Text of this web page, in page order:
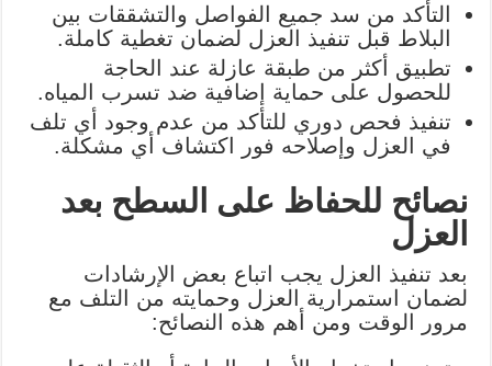
التأكد من سد جميع الفواصل والتشققات بين
البلاط قبل تنفيذ العزل لضمان تغطية كاملة.
تطبيق أكثر من طبقة عازلة عند الحاجة
للحصول على حماية إضافية ضد تسرب المياه.
تنفيذ فحص دوري للتأكد من عدم وجود أي تلف
في العزل وإصلاحه فور اكتشاف أي مشكلة.
نصائح للحفاظ على السطح بعد
العزل
بعد تنفيذ العزل يجب اتباع بعض الإرشادات
لضمان استمرارية العزل وحمايته من التلف مع
مرور الوقت ومن أهم هذه النصائح: